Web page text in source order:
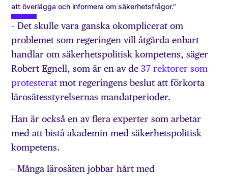
att överlägga och informera om säkerhetsfrågor."
– Det skulle vara ganska okomplicerat om
problemet som regeringen vill åtgärda enbart
handlar om säkerhetspolitisk kompetens, säger
Robert Egnell, som är en av de37 rektorer som
protesterat mot regeringens beslut att förkorta
lärosätesstyrelsernas mandatperioder.
Han är också en av flera experter som arbetar
med att bistå akademin med säkerhetspolitisk
kompetens.
– Många lärosäten jobbar hårt med